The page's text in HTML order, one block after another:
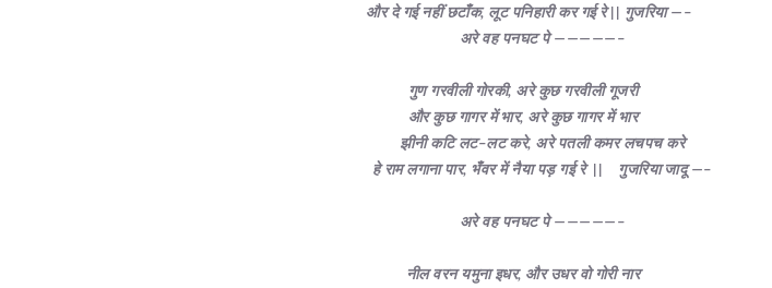
और दे गई नहीं छटाँक, लूट पनिहारी कर गई रे|| गुजरिया —–
अरे वह पनघट पे—————–
गुण गरवीली गोरकी, अरे कुछ गरवीली गूजरी
और कुछ गागर में भार, अरे कुछ गागर में भार
झीनी कटि लट–लट करे, अरे पतली कमर लचपच करे
हे राम लगाना पार, भँवर में नैया पड़ गई रे|| गुजरिया जादू —–
अरे वह पनघट पे—————–
नील वरन यमुना इधर, और उधर वो गोरी नार